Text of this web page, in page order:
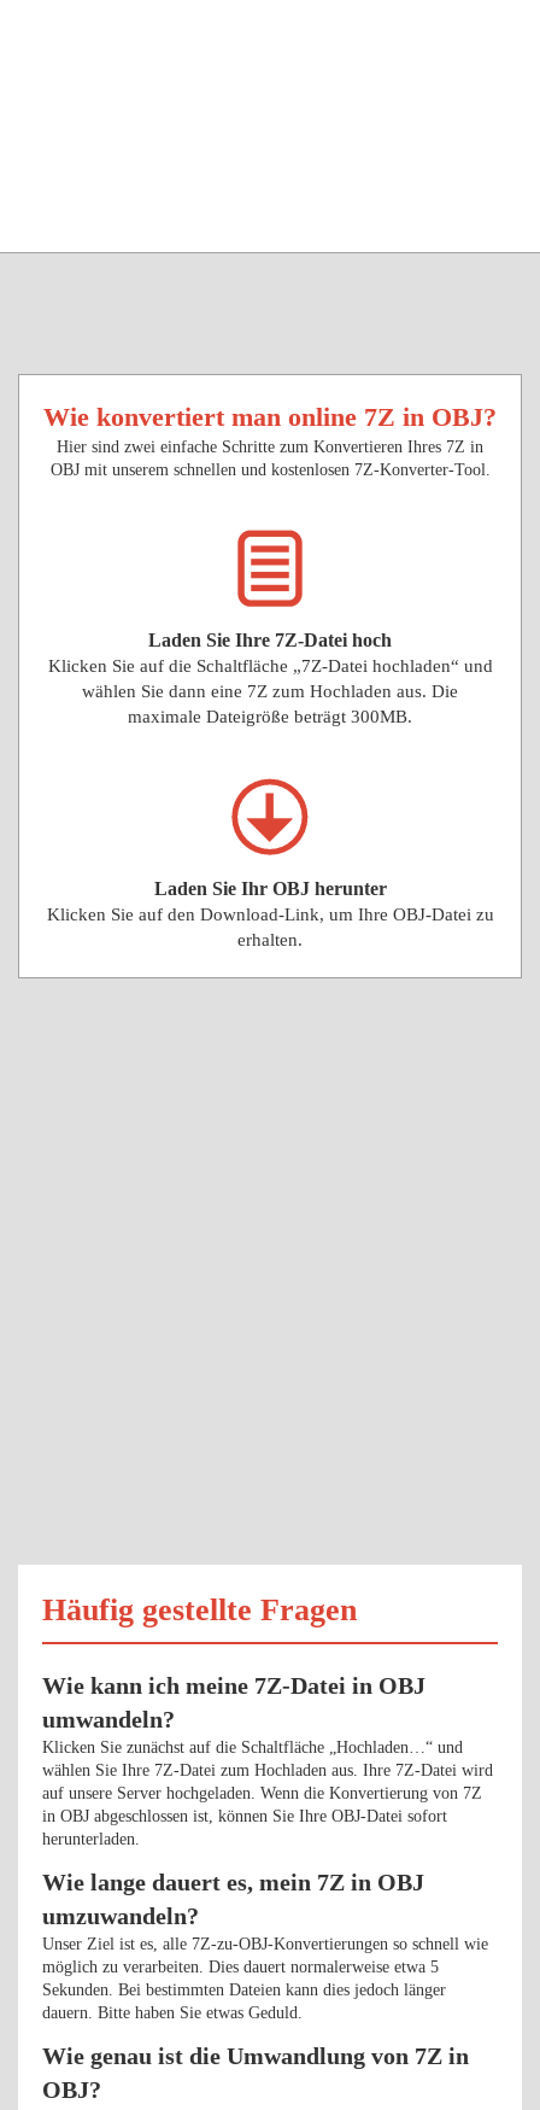
Wie konvertiert man online 7Z in OBJ?
Hier sind zwei einfache Schritte zum Konvertieren Ihres 7Z in
OBJ mit unserem schnellen und kostenlosen 7Z-Konverter-Tool.
Laden Sie Ihre 7Z-Datei hoch
Klicken Sie auf die Schaltfläche „7Z-Datei hochladen“ und
wählen Sie dann eine 7Z zum Hochladen aus. Die
maximale Dateigröße beträgt 300MB.
Laden Sie Ihr OBJ herunter
Klicken Sie auf den Download-Link, um Ihre OBJ-Datei zu
erhalten.
Häufig gestellte Fragen
Wie kann ich meine 7Z-Datei in OBJ
umwandeln?
Klicken Sie zunächst auf die Schaltfläche „Hochladen…“ und
wählen Sie Ihre 7Z-Datei zum Hochladen aus. Ihre 7Z-Datei wird
auf unsere Server hochgeladen. Wenn die Konvertierung von 7Z
in OBJ abgeschlossen ist, können Sie Ihre OBJ-Datei sofort
herunterladen.
Wie lange dauert es, mein 7Z in OBJ
umzuwandeln?
Unser Ziel ist es, alle 7Z-zu-OBJ-Konvertierungen so schnell wie
möglich zu verarbeiten. Dies dauert normalerweise etwa 5
Sekunden. Bei bestimmten Dateien kann dies jedoch länger
dauern. Bitte haben Sie etwas Geduld.
Wie genau ist die Umwandlung von 7Z in
OBJ?